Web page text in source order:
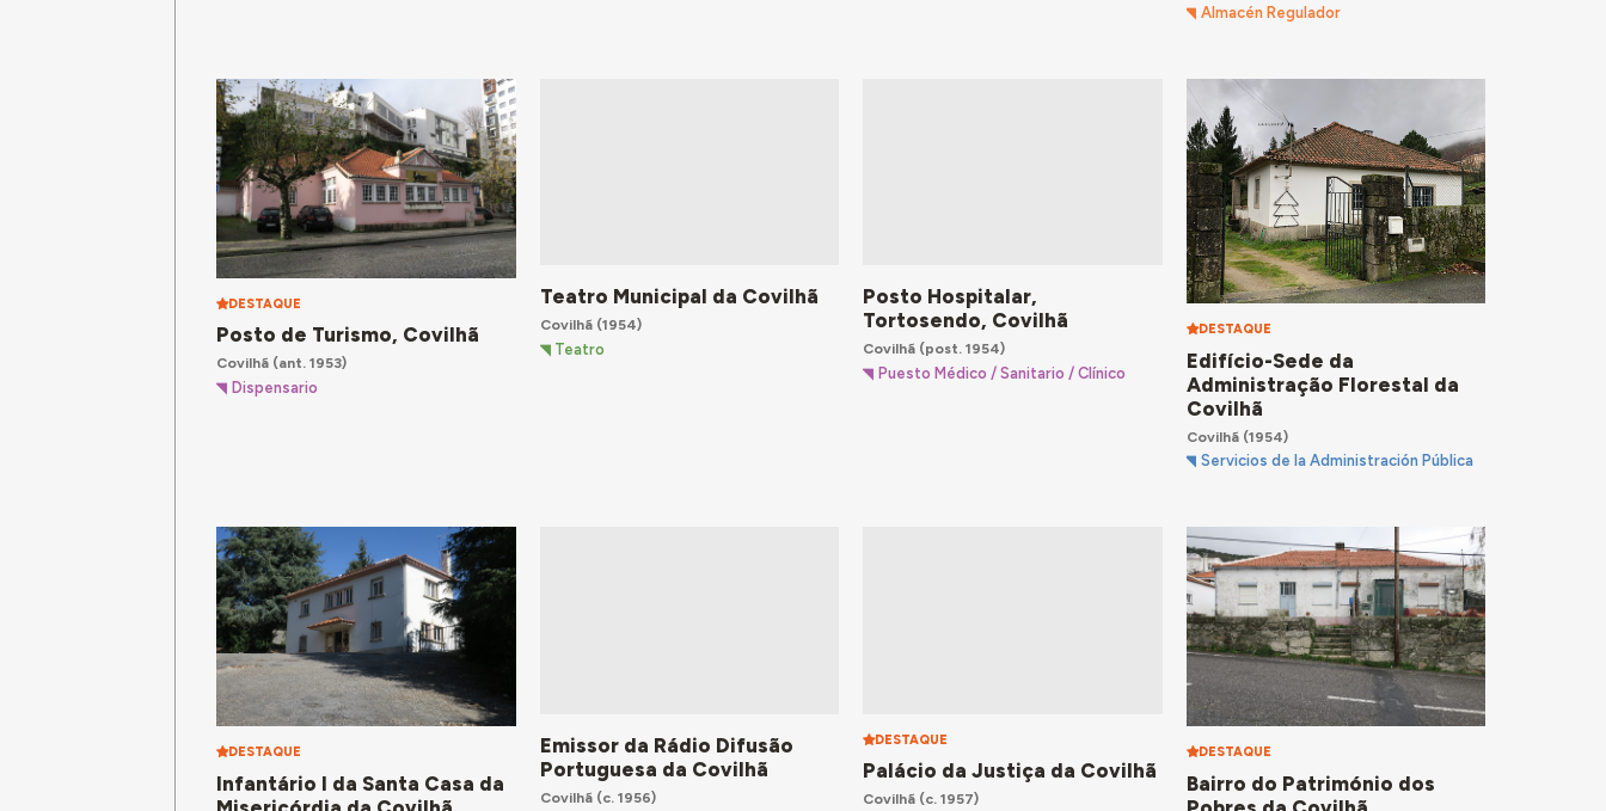
Almacén Regulador
DESTAQUE
Posto de Turismo, Covilhã
Covilhã (ant. 1953)
Dispensario
Teatro Municipal da Covilhã
Covilhã(1954)
Teatro
Posto Hospitalar,
Tortosendo, Covilhã
Covilhã (post. 1954)
Puesto Médico / Sanitario / Clínico
DESTAQUE
Edifício-Sede da
Administração Florestal da
Covilhã
Covilhã(1954)
Servicios de la Administración Pública
DESTAQUE
Infantário I da Santa Casa da
Emissor da Rádio Difusão
Portuguesa da Covilhã
Covilhã(c. 1956)
DESTAQUE
Palácio da Justiça da Covilhã
Covilhã (c. 1957)
DESTAQUE
Bairro do Património dos